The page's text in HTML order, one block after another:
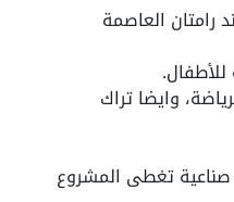
رامتان العاصمة
وايضا تراك
صناعية تغطى المشروع